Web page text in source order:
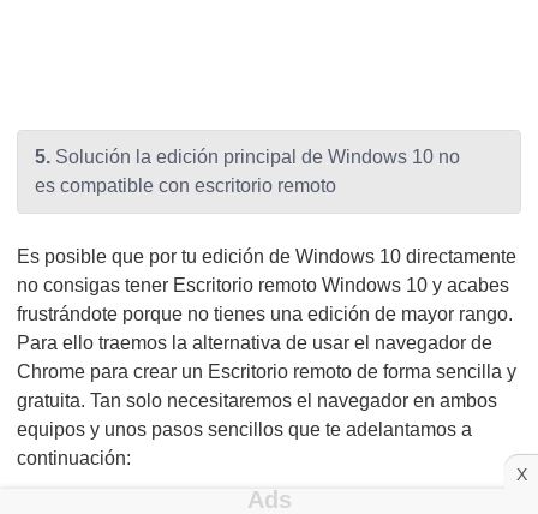
5. Solución la edición principal de Windows 10 no
es compatible con escritorio remoto
Es posible que por tu edición de Windows 10 directamente
no consigas tener Escritorio remoto Windows 10 y acabes
frustrándote porque no tienes una edición de mayor rango.
Para ello traemos la alternativa de usar el navegador de
Chrome para crear un Escritorio remoto de forma sencilla y
gratuita. Tan solo necesitaremos el navegador en ambos
equipos y unos pasos sencillos que te adelantamos a
continuación:
X